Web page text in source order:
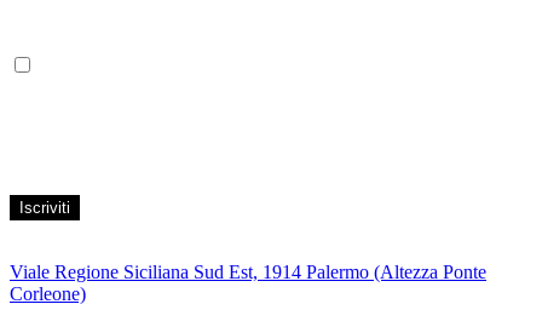
Viale Regione Siciliana Sud Est, 1914 Palermo (Altezza Ponte
Corleone)